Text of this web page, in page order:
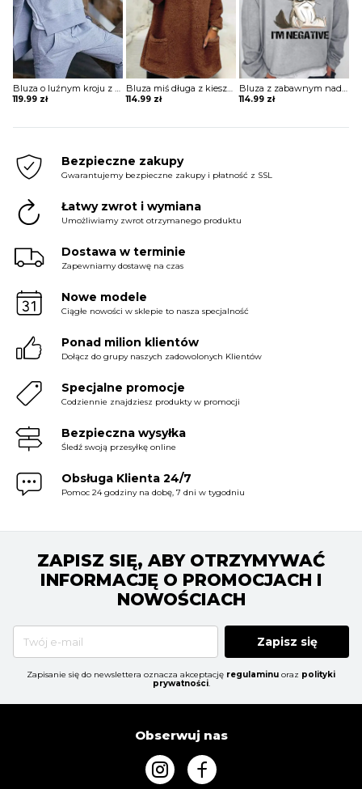
Bluza o luźnym kroju z rozcięciami po bokach
119.99 zł
Bluza miś długa z kieszeniami
114.99 zł
Bluza z zabawnym nadrukiem
114.99 zł
Bezpieczne zakupy
Gwarantujemy bezpieczne zakupy i płatność z SSL
Łatwy zwrot i wymiana
Umożliwiamy zwrot otrzymanego produktu
Dostawa w terminie
Zapewniamy dostawę na czas
Nowe modele
Ciągłe nowości w sklepie to nasza specjalność
Ponad milion klientów
Dołącz do grupy naszych zadowolonych Klientów
Specjalne promocje
Codziennie znajdziesz produkty w promocji
Bezpieczna wysyłka
Śledź swoją przesyłkę online
Obsługa Klienta 24/7
Pomoc 24 godziny na dobę, 7 dni w tygodniu
ZAPISZ SIĘ, ABY OTRZYMYWAĆ
INFORMACJĘ O PROMOCJACH I
NOWOŚCIACH
Zapisz się
Zapisanie się do newslettera oznacza akceptację regulaminu oraz polityki
prywatności.
Obserwuj nas